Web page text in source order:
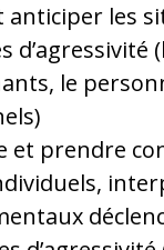
anticiper les
d’agressivité
le
et prendre